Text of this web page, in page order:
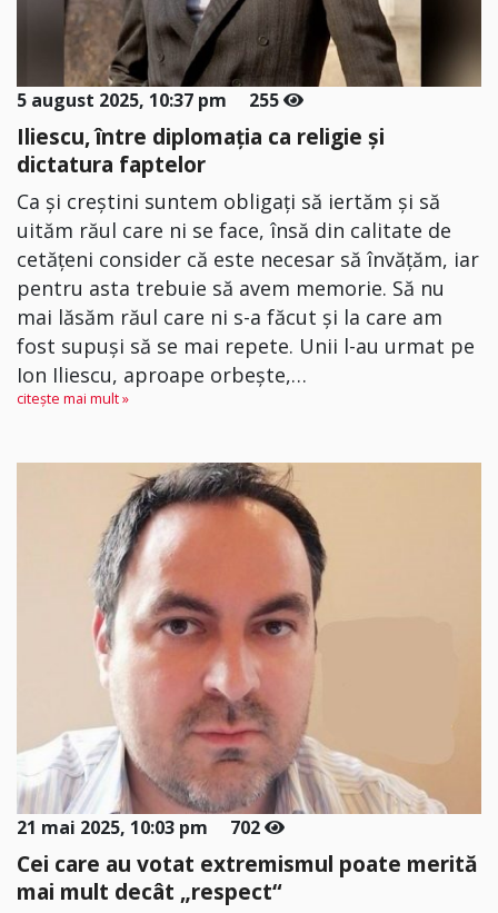
5 august 2025, 10:37 pm 255
Iliescu, între diplomația ca religie și
dictatura faptelor
Ca și creștini suntem obligați să iertăm și să
uităm răul care ni se face, însă din calitate de
cetățeni consider că este necesar să învățăm, iar
pentru asta trebuie să avem memorie. Să nu
mai lăsăm răul care ni s-a făcut și la care am
fost supuși să se mai repete. Unii l-au urmat pe
Ion Iliescu, aproape orbește,…
citește mai mult »
21 mai 2025, 10:03 pm 702
Cei care au votat extremismul poate merită
mai mult decât „respect“